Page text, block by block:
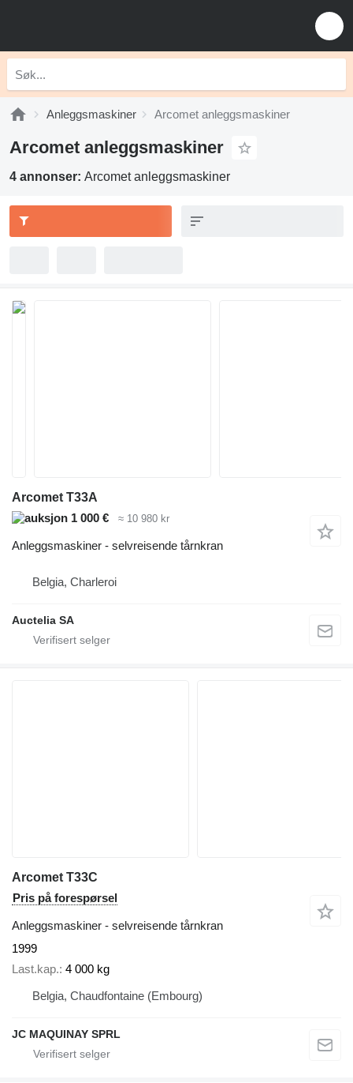
Anleggsmaskiner Arcomet anleggsmaskiner
Arcomet anleggsmaskiner
4 annonser: Arcomet anleggsmaskiner
Arcomet T33A
1 000 €
≈ 10 980 kr
Anleggsmaskiner - selvreisende tårnkran
Belgia, Charleroi
Auctelia SA
Arcomet T33C
Pris på forespørsel
Anleggsmaskiner - selvreisende tårnkran
1999
Last.kap. 4 000 kg
Belgia, Chaudfontaine (Embourg)
JC MAQUINAY SPRL